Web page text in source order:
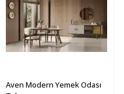
Aven Modern Yemek Odası